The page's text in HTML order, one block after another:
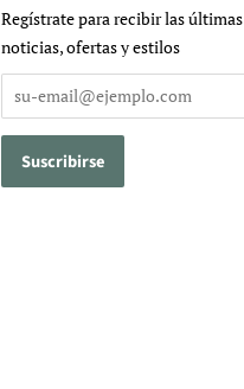
Regístrate para recibir las últimas
noticias, ofertas y estilos